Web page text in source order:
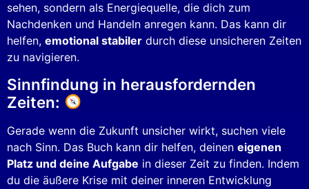
sehen, sondern als Energiequelle, die dich zum
Nachdenken und Handeln anregen kann. Das kann dir
helfen, emotional stabiler durch diese unsicheren Zeiten
zu navigieren.
Sinnfindung in herausfordernden
Zeiten:
Gerade wenn die Zukunft unsicher wirkt, suchen viele
nach Sinn. Das Buch kann dir helfen, deinen eigenen
Platz und deine Aufgabe in dieser Zeit zu finden. Indem
du die äußere Krise mit deiner inneren Entwicklung